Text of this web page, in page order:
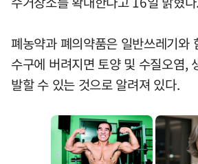
폐농약과 폐의약품은 일반쓰레기와
수구에 버려지면 토양 및 수질오염,
발할 수 있는 것으로 알려져 있다.